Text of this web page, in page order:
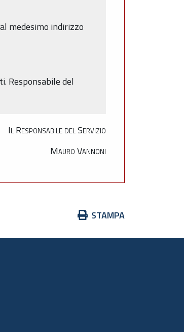
medesimo indirizzo
Responsabile del
Il Responsabile del Servizio
Mauro Vannoni
Azioni
documento
STAMPA